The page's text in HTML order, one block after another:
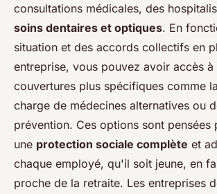
consultations médicales, des
soins dentaires et optiques. En
situation et des accords collectifs en
entreprise, vous pouvez avoir accès à
couvertures plus spécifiques comme
charge de médecines alternatives ou
prévention. Ces options sont pensées
une protection sociale complète et
chaque employé, qu'il soit jeune, en
proche de la retraite. Les entreprises